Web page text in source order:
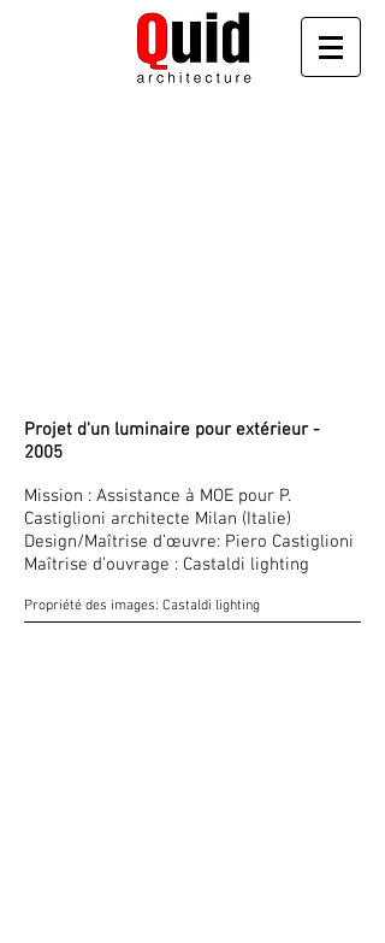
Projet d'un luminaire pour extérieur -
2005
Mission : Assistance à MOE pour P.
Castiglioni architecte Milan (Italie)
Design/Maîtrise d’œuvre: Piero Castiglioni
Maîtrise d’ouvrage : Castaldi lighting
Propriété des images: Castaldi lighting